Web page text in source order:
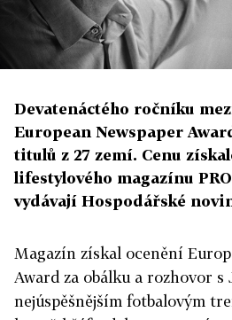
Devatenáctého ročníku
European Newspaper
titulů z 27 zemí. Cenu
lifestylového magazínu
vydávají Hospodářské
Magazín získal ocenění
Award za obálku a rozhovor s
nejúspěšnějším fotbalovým